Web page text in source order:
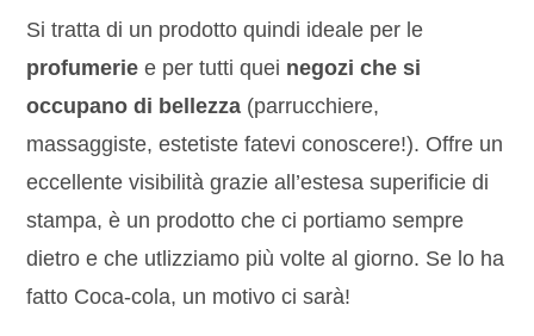
Si tratta di un prodotto quindi ideale per le
profumerie e per tutti quei negozi che si
occupano di bellezza (parrucchiere,
massaggiste, estetiste fatevi conoscere!). Offre un
eccellente visibilità grazie all’estesa superificie di
stampa, è un prodotto che ci portiamo sempre
dietro e che utlizziamo più volte al giorno. Se lo ha
fatto Coca-cola, un motivo ci sarà!